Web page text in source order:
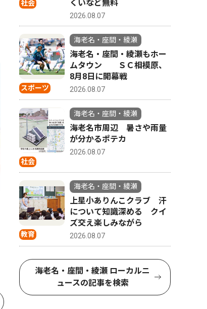
社会
くいなど無料
2026.08.07
スポーツ
海老名・座間・綾瀬
海老名・座間・綾瀬もホー
ムタウン ＳＣ相模原、
8月8日に開幕戦
2026.08.07
社会
海老名・座間・綾瀬
海老名市周辺 暑さや雨量
が分かるポテカ
2026.08.07
教育
海老名・座間・綾瀬
上星小ありんこクラブ 汗
について知識深める クイ
ズ交え楽しみながら
2026.08.07
海老名・座間・綾瀬 ローカルニ
ュースの記事を検索